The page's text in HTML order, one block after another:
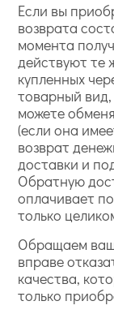
Если вы
возврата
момента
действуют те
купленных
товарный вид,
можете
(если она
возврат
доставки и
Обратную
оплачивает
только
Обращаем
вправе
качества,
только